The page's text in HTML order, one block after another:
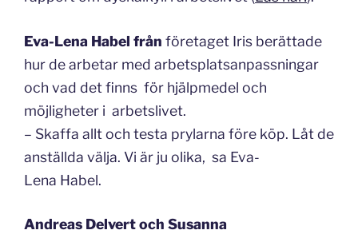
Eva-Lena Habel från företaget Iris berättade
hur de arbetar med arbetsplatsanpassningar
och vad det finns för hjälpmedel och
möjligheter i arbetslivet.
– Skaffa allt och testa prylarna före köp. Låt de
anställda välja. Vi är ju olika, sa Eva-
Lena Habel.
Andreas Delvertoch Susanna